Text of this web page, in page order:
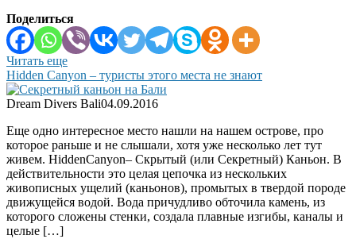
Поделиться
Читать еще
Hidden Canyon – туристы этого места не знают
Dream Divers Bali04.09.2016
Еще одно интересное место нашли на нашем острове, про
которое раньше и не слышали, хотя уже несколько лет тут
живем. HiddenCanyon– Скрытый (или Секретный) Каньон. В
действительности это целая цепочка из нескольких
живописных ущелий (каньонов), промытых в твердой породе
движущейся водой. Вода причудливо обточила камень, из
которого сложены стенки, создала плавные изгибы, каналы и
целые […]